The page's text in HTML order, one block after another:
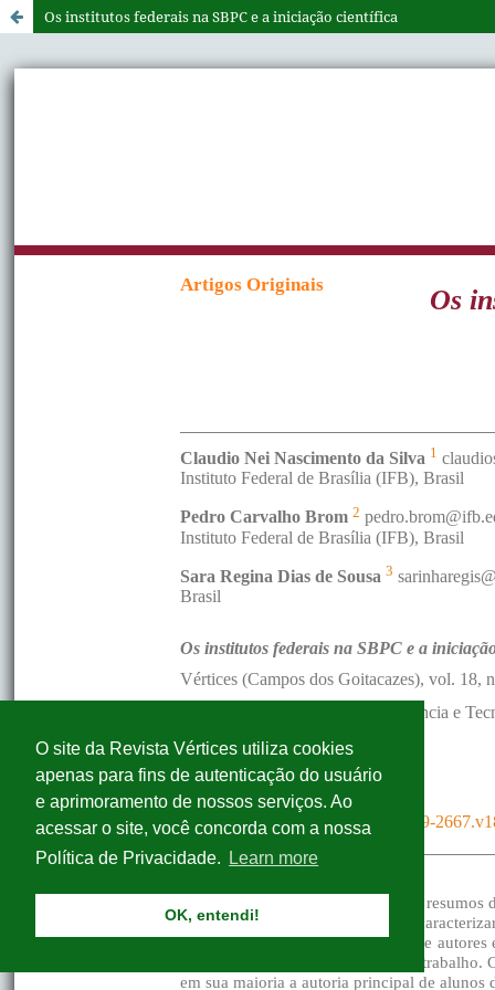
O site da Revista Vértices utiliza cookies
apenas para fins de autenticação do usuário
e aprimoramento de nossos serviços. Ao
acessar o site, você concorda com a nossa
Política de Privacidade.
Learn more
OK, entendi!
Os institutos federais na SBPC e a iniciação científica